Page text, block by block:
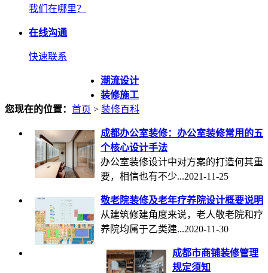
我们在哪里？
在线沟通
快速联系
潮流设计
装修施工
您现在的位置： 首页 > 装修百科
成都办公室装修：办公室装修常用的五
个核心设计手法
办公室装修设计中对方案的打造何其重
要，相信也有不少...2021-11-25
敬老院装修及老年疗养院设计概要说明
从建筑修建角度来说，老人敬老院和疗
养院均属于乙类建...2020-11-30
成都市商铺装修管理
规定须知